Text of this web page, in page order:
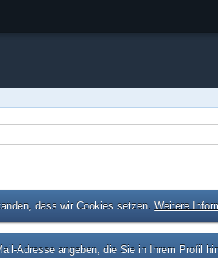
dass wir Cookies setzen.Weitere
Adresse angeben, die Sie in Ihrem Profil